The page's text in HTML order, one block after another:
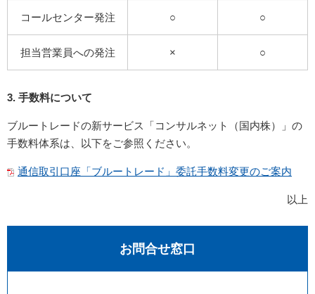
コールセンター発注 ○ ○
担当営業員への発注 × ○
3. 手数料について
ブルートレードの新サービス「コンサルネット（国内株）」の
手数料体系は、以下をご参照ください。
通信取引口座「ブルートレード」委託手数料変更のご案内
以上
お問合せ窓口